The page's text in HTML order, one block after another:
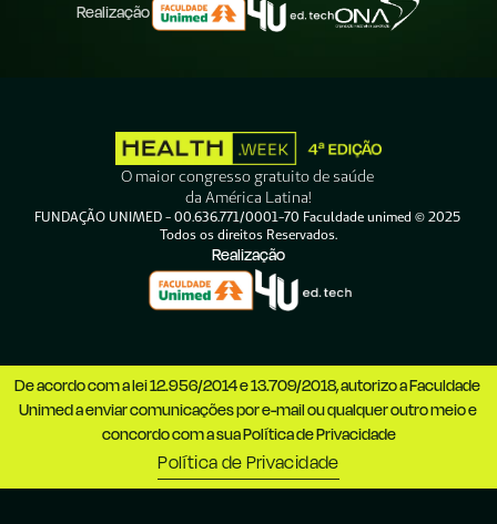
Realização
O maior congresso gratuito de saúde
da América Latina!
FUNDAÇÃO UNIMED - 00.636.771/0001-70 Faculdade unimed © 2025
Todos os direitos Reservados.
Realização
De acordo com a lei 12.956/2014 e 13.709/2018, autorizo a Faculdade
Unimed a enviar comunicações por e-mail ou qualquer outro meio e
concordo com a sua Política de Privacidade
Política de Privacidade